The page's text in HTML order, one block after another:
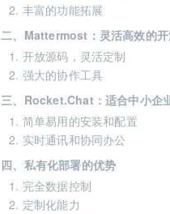
2. 丰富的功能拓展
二、Mattermost：灵活高效的
1. 开放源码，灵活定制
2. 强大的协作工具
三、Rocket.Chat：适合中小企
1. 简单易用的安装和配置
2. 实时通讯和协同办公
四、私有化部署的优势
1. 完全数据控制
2. 定制化能力